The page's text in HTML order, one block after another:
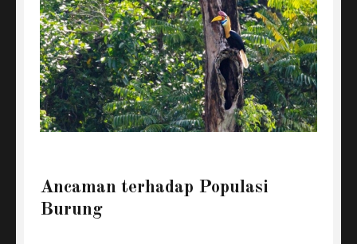
Ancaman terhadap Populasi
Burung